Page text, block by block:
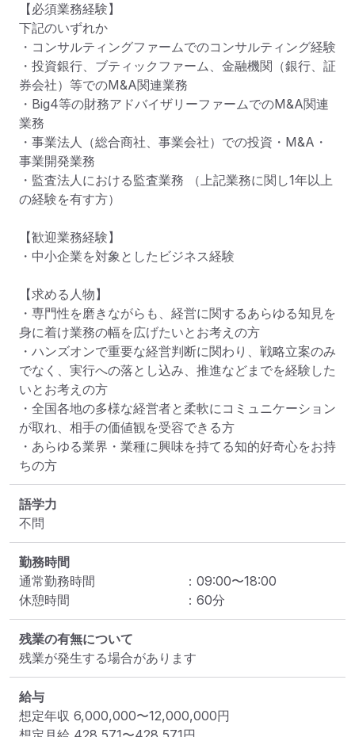
【必須業務経験】
下記のいずれか
・コンサルティングファームでのコンサルティング経験
・投資銀行、ブティックファーム、金融機関（銀行、証
券会社）等でのM&A関連業務
・Big4等の財務アドバイザリーファームでのM&A関連
業務
・事業法人（総合商社、事業会社）での投資・M&A・
事業開発業務
・監査法人における監査業務 （上記業務に関し1年以上
の経験を有す方）
【歓迎業務経験】
・中小企業を対象としたビジネス経験
【求める人物】
・専門性を磨きながらも、経営に関するあらゆる知見を
身に着け業務の幅を広げたいとお考えの方
・ハンズオンで重要な経営判断に関わり、戦略立案のみ
でなく、実行への落とし込み、推進などまでを経験した
いとお考えの方
・全国各地の多様な経営者と柔軟にコミュニケーション
が取れ、相手の価値観を受容できる方
・あらゆる業界・業種に興味を持てる知的好奇心をお持
ちの方
語学力
不問
勤務時間
通常勤務時間
： 09:00〜18:00
休憩時間
： 60分
残業の有無について
残業が発生する場合があります
給与
想定年収 6,000,000〜12,000,000円